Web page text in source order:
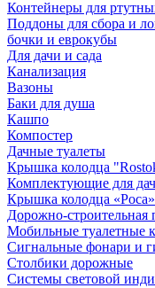
Контейнеры для
Поддоны для сбора и
бочки и еврокубы
Для дачи и сада
Канализация
Вазоны
Баки для душа
Кашпо
Компостер
Дачные туалеты
Крышка колодца
Комплектующие для
Крышка колодца «Роса»
Дорожно-строительная
Мобильные туалетные
Сигнальные фонари и
Столбики дорожные
Системы световой